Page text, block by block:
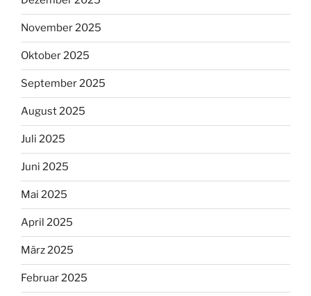
November 2025
Oktober 2025
September 2025
August 2025
Juli 2025
Juni 2025
Mai 2025
April 2025
März 2025
Februar 2025